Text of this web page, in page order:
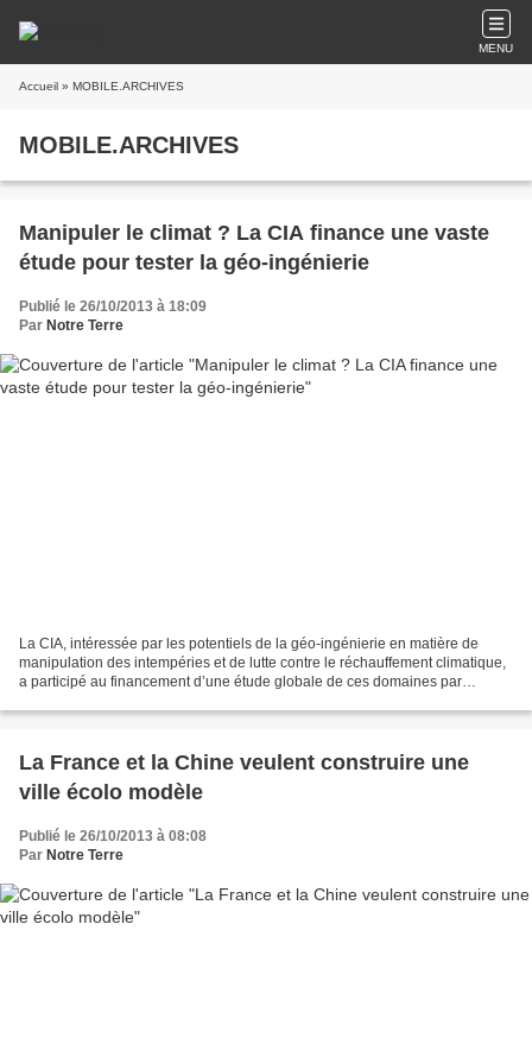
MENU
Accueil » MOBILE.ARCHIVES
MOBILE.ARCHIVES
Manipuler le climat ? La CIA finance une vaste
étude pour tester la géo-ingénierie
Publié le 26/10/2013 à 18:09
Par Notre Terre
La CIA, intéressée par les potentiels de la géo-ingénierie en matière de
manipulation des intempéries et de lutte contre le réchauffement climatique,
a participé au financement d’une étude globale de ces domaines par
La France et la Chine veulent construire une
ville écolo modèle
Publié le 26/10/2013 à 08:08
Par Notre Terre